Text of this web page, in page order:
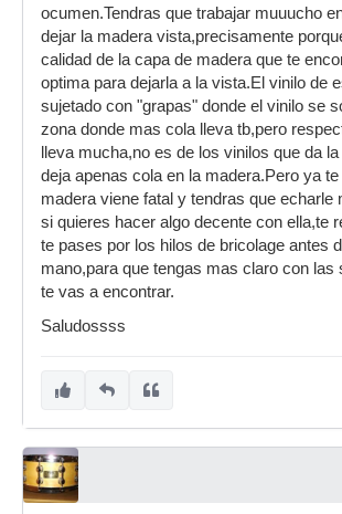
ocumen.Tendras que trabajar muuucho
dejar la madera vista,precisamente
calidad de la capa de madera que te
optima para dejarla a la vista.El vinilo de
sujetado con "grapas" donde el vinilo se
zona donde mas cola lleva tb,pero
lleva mucha,no es de los vinilos que da la
deja apenas cola en la madera.Pero ya te
madera viene fatal y tendras que echarle
si quieres hacer algo decente con ella,te
te pases por los hilos de bricolage antes
mano,para que tengas mas claro con las
te vas a encontrar.
Saludossss